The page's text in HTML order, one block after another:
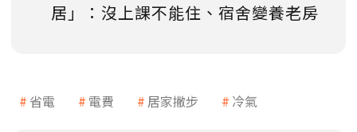
居」：沒上課不能住、宿舍變養老房
省電 電費 居家撇步 冷氣